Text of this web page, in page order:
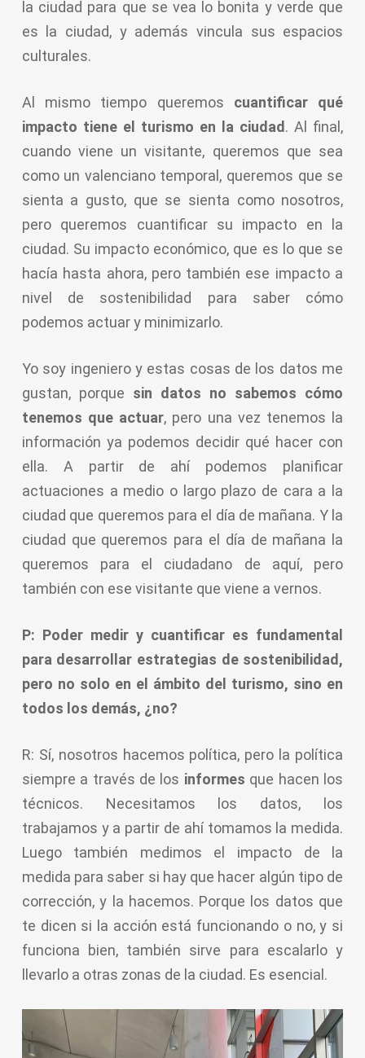
la ciudad para que se vea lo bonita y verde que
es la ciudad, y además vincula sus espacios
culturales.
Al mismo tiempo queremos cuantificar qué
impacto tiene el turismo en la ciudad. Al final,
cuando viene un visitante, queremos que sea
como un valenciano temporal, queremos que se
sienta a gusto, que se sienta como nosotros,
pero queremos cuantificar su impacto en la
ciudad. Su impacto económico, que es lo que se
hacía hasta ahora, pero también ese impacto a
nivel de sostenibilidad para saber cómo
podemos actuar y minimizarlo.
Yo soy ingeniero y estas cosas de los datos me
gustan, porque sin datos no sabemos cómo
tenemos que actuar, pero una vez tenemos la
información ya podemos decidir qué hacer con
ella. A partir de ahí podemos planificar
actuaciones a medio o largo plazo de cara a la
ciudad que queremos para el día de mañana. Y la
ciudad que queremos para el día de mañana la
queremos para el ciudadano de aquí, pero
también con ese visitante que viene a vernos.
P: Poder medir y cuantificar es fundamental
para desarrollar estrategias de sostenibilidad,
pero no solo en el ámbito del turismo, sino en
todos los demás, ¿no?
R: Sí, nosotros hacemos política, pero la política
siempre a través de los informes que hacen los
técnicos. Necesitamos los datos, los
trabajamos y a partir de ahí tomamos la medida.
Luego también medimos el impacto de la
medida para saber si hay que hacer algún tipo de
corrección, y la hacemos. Porque los datos que
te dicen si la acción está funcionando o no, y si
funciona bien, también sirve para escalarlo y
llevarlo a otras zonas de la ciudad. Es esencial.